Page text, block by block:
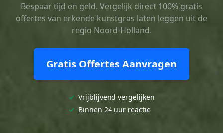
Bespaar tijd en geld. Vergelijk direct 100% gratis
offertes van erkende kunstgras laten leggen uit de
regio Noord-Holland.
Gratis Offertes Aanvragen
✓ Vrijblijvend vergelijken
✓ Binnen 24 uur reactie